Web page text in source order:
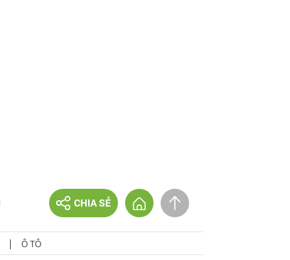
CHIA SẺ
Ô TÔ